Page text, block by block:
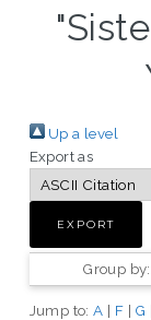
Up a level
Export as
Group by:
Jump to:A | F | G